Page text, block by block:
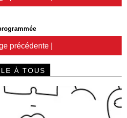
précédente|
À TOUS